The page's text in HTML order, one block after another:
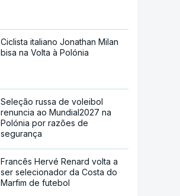
Ciclista italiano Jonathan Milan
bisa na Volta à Polónia
Seleção russa de voleibol
renuncia ao Mundial2027 na
Polónia por razões de
segurança
Francês Hervé Renard volta a
ser selecionador da Costa do
Marfim de futebol